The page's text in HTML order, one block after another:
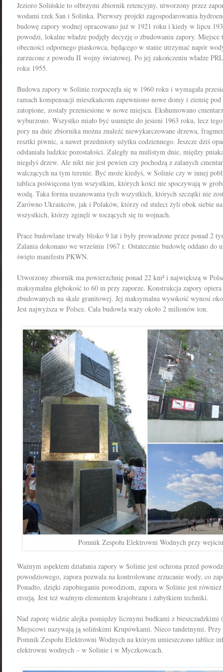
Jezioro Solińskie to olbrzymi zbiornik retencyjny, utworzony przez
wodami rzek San i Solinka. Pierwszy projekt zagospodarowania
budowę zapory wodnej opracowano już w 1921 roku i kiedy w lipcu
powodzi, lokalne władze podjęły decyzję o zbudowaniu zapory. Miejsce
obecności odpornego piaskowca, będącego w stanie utrzymać napór
zarzucone z powodu II wojny światowej. Po jej zakończeniu władze
roku 1955.
Budowa zapory w Solinie rozpoczęła się w 1960 roku i wymagała
ramach kompensacji mieszkańcom zapewniono nowe domy i ziemię
zatopione, zostały przeniesione w nowe miejsca. Ekshumowano
wyburzono. Wszystko miało być usunięte do jesieni 1963 roku, lecz
pory na dnie zbiornika można znaleźć niewykarczowane drzewa,
resztki piwnic, a nawet przedmioty użytku codziennego. Jeszcze dziś
odsłaniała ludzkie pozostałości. Zaległy na mulistym dnie, między
niegdyś drzew. Ale nikt nie jest pewien czy pochodzą z zalanych
walczących na tym terenie. Być może kiedyś, w Solinie czy w innej
tablica poświęcona tym wszystkim, których kości nie spoczywają w
wodą. Taka forma uszanowania tych wszystkich, których szczątki nie
Zarówno Ukraińców, jak i Polaków, którzy od stuleci żyli obok siebie
wszystkich, którzy zginęli w toczących się tu wojnach.
Prace budowlane trwały blisko 9 lat i były prowadzone przez ponad 2
Zalania dokonano we wrześniu 1967 r. Ostatecznie budowlę oddano
święto manifestu PKWN.
Utworzony zbiornik ma powierzchnię ponad 22 km² i największą w
maksymalna głębokość to 60 m przy zaporze. Konstrukcja zapory
zbudowanych na skale granitowej. Jej maksymalna wysokość wynosi
Jest najwyższa w Polsce. Cała budowla waży około 2 milionów ton.
Pomnik Zespołu Elektrowni Wodnych przy
Ważnym aspektem działania zapory w Solinie jest ochrona przed
powodziowego, zapora pozwala na kontrolowane zrzucanie wody, co
Ponadto, dzięki zapobieganiu powodziom, zapora w Solinie jest
erozją. Jest też ważnym elementem krajobrazu i zabytkiem techniki.
Nad zaporę widzie alejka pomiędzy licznymi budkami z
Miejscowi nazywają ją solińskimi Krupówkami. Nieco tandetnymi.
Pomnik Zespołu Elektrowni Wodnych na którym umieszczono tablice
elektrowni wodnych – w Solinie i w Myczkowcach.